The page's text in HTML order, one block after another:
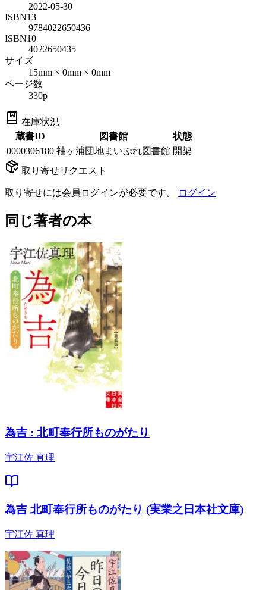
2022-05-30
ISBN13
9784022650436
ISBN10
4022650435
サイズ
15mm × 0mm × 0mm
ページ数
330p
在庫状況
蔵書ID
図書館
状態
0000306180 袖ヶ浦団地まいぷれ図書館 開架
取り寄せリクエスト
取り寄せには会員ログインが必要です。 ログイン
同じ著者の本
為吉 : 北町奉行所ものがたり
宇江佐 真理
為吉 北町奉行所ものがたり (実業之日本社文庫)
宇江佐 真理